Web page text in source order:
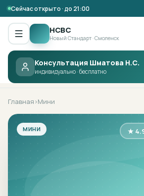
Сейчас открыто · до 21:00
НСВС
Новый Стандарт · Смоленск
Консультация Шматова Н.С.
индивидуально · бесплатно
НСВС ·
Главная›Мини
МИНИ ★